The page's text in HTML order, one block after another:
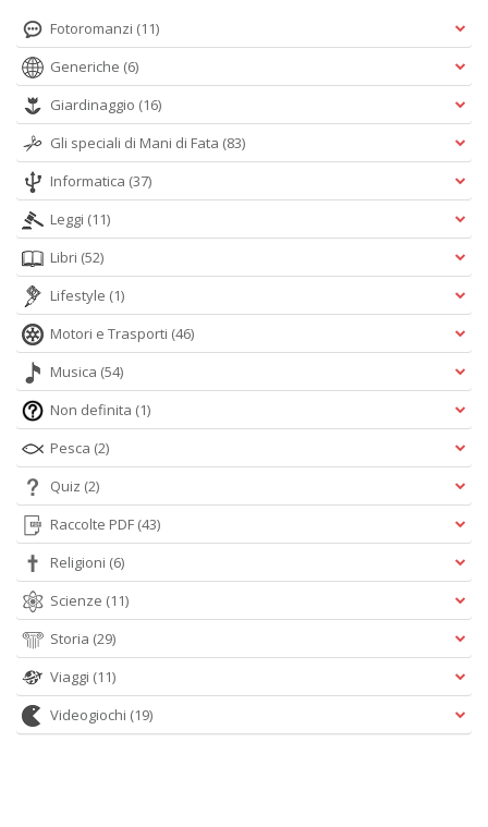
Fotoromanzi (11)
Generiche (6)
Giardinaggio (16)
Gli speciali di Mani di Fata (83)
Informatica (37)
Leggi (11)
Libri (52)
Lifestyle (1)
Motori e Trasporti (46)
Musica (54)
Non definita (1)
Pesca (2)
Quiz (2)
Raccolte PDF (43)
Religioni (6)
Scienze (11)
Storia (29)
Viaggi (11)
Videogiochi (19)